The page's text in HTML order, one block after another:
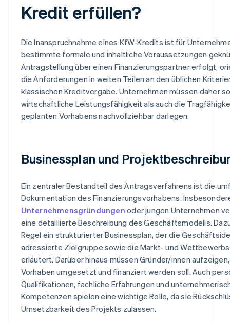
Kredit erfüllen?
Die Inanspruchnahme eines KfW-Kredits ist für
bestimmte formale und inhaltliche Voraussetzungen
Antragstellung über einen Finanzierungspartner erfolgt,
die Anforderungen in weiten Teilen an den üblichen
klassischen Kreditvergabe. Unternehmen müssen daher
wirtschaftliche Leistungsfähigkeit als auch die
geplanten Vorhabens nachvollziehbar darlegen.
Businessplan und
Ein zentraler Bestandteil des Antragsverfahrens ist die
Dokumentation des Finanzierungsvorhabens.
Unternehmensgründungen oder jungen Unternehmen
eine detaillierte Beschreibung des Geschäftsmodells.
Regel ein strukturierter Businessplan, der die
adressierte Zielgruppe sowie die Markt- und
erläutert. Darüber hinaus müssen Gründer/innen
Vorhaben umgesetzt und finanziert werden soll. Auch
Qualifikationen, fachliche Erfahrungen und
Kompetenzen spielen eine wichtige Rolle, da sie
Umsetzbarkeit des Projekts zulassen.